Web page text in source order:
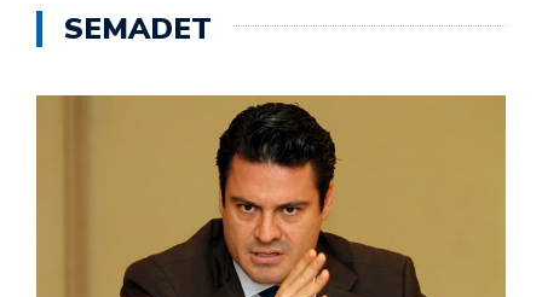
SEMADET